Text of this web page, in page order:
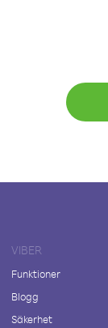
VIBER
Funktioner
Blogg
Säkerhet